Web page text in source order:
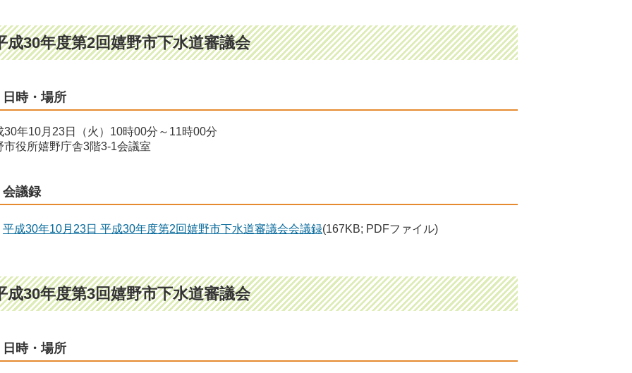
成30年度第2回嬉野市下水道審議会
日時・場所
30年10月23日（火）10時00分～11時00分
市役所嬉野庁舎3階3-1会議室
会議録
平成30年10月23日 平成30年度第2回嬉野市下水道審議会会議録(167KB; PDFファイル)
成30年度第3回嬉野市下水道審議会
日時・場所